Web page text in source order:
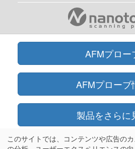
AFMプロー
AFMプローブ
製品をさらに
オンラインシ
このサイトでは、コンテンツや広告の